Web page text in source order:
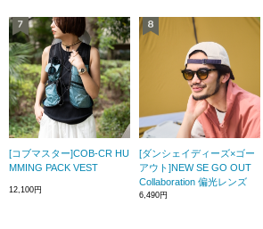
[コブマスター]COB-CR HU
MMING PACK VEST
12,100円
[ダンシェイディーズ×ゴー
アウト]NEW SE GO OUT
Collaboration 偏光レンズ
6,490円